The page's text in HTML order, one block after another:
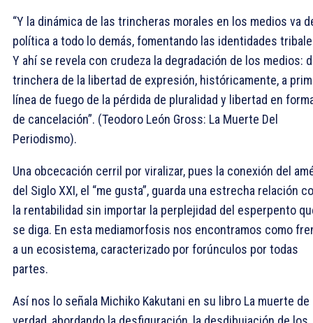
“Y la dinámica de las trincheras morales en los medios va
política a todo lo demás, fomentando las identidades
Y ahí se revela con crudeza la degradación de los medios:
trinchera de la libertad de expresión, históricamente, a
línea de fuego de la pérdida de pluralidad y libertad en
de cancelación”. (Teodoro León Gross: La Muerte Del
Periodismo).
Una obcecación cerril por viralizar, pues la conexión del
del Siglo XXI, el “me gusta”, guarda una estrecha relación
la rentabilidad sin importar la perplejidad del esperpento
se diga. En esta mediamorfosis nos encontramos como
a un ecosistema, caracterizado por forúnculos por todas
partes.
Así nos lo señala Michiko Kakutani en su libro La muerte de